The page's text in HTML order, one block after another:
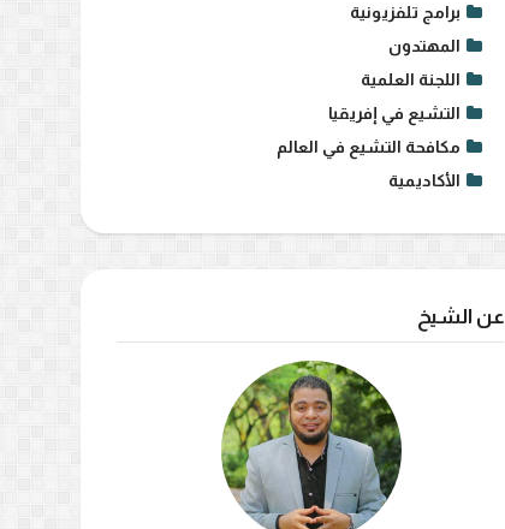
برامج تلفزيونية
المهتدون
اللجنة العلمية
التشيع في إفريقيا
مكافحة التشيع في العالم
الأكاديمية
عن الشيخ